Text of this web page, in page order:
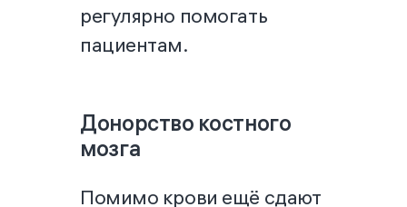
регулярно помогать
пациентам.
Донорство костного
мозга
Помимо крови ещё сдают